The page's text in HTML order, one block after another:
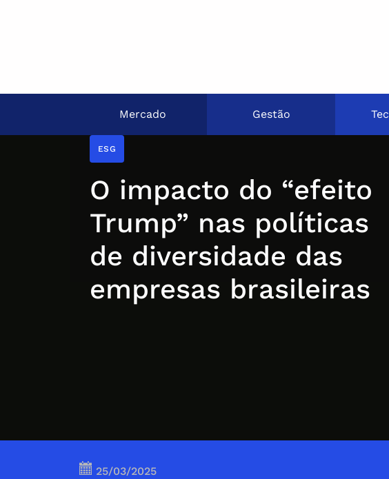
Mercado Gestão
ESG
O impacto do “efeito
Trump” nas políticas
de diversidade das
empresas brasileiras
25/03/2025